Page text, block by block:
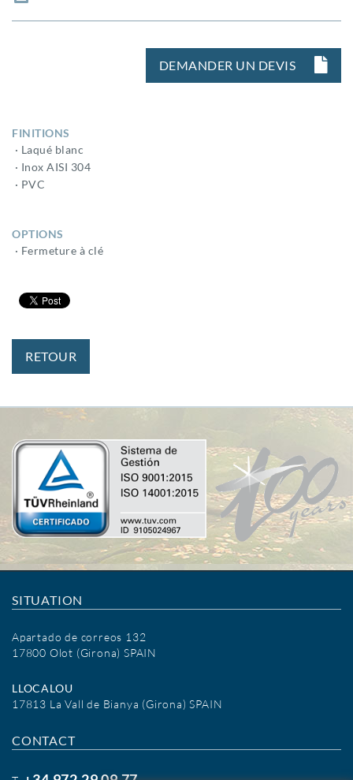
DEMANDER UN DEVIS
FINITIONS
· Laqué blanc
· Inox AISI 304
· PVC
OPTIONS
· Fermeture à clé
RETOUR
SITUATION
Apartado de correos 132
17800 Olot (Girona) SPAIN
LLOCALOU
17813 La Vall de Bianya (Girona) SPAIN
CONTACT